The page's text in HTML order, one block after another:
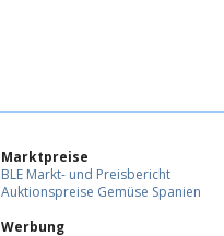
Marktpreise
BLE Markt- und Preisbericht
Auktionspreise Gemüse Spanien
Werbung